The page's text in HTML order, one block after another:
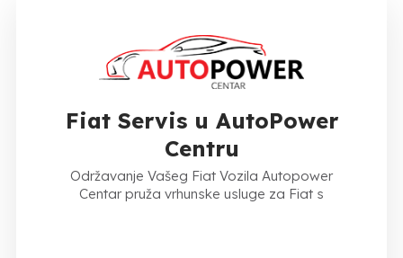
Fiat Servis u AutoPower
Centru
Održavanje Vašeg Fiat Vozila Autopower
Centar pruža vrhunske usluge za Fiat s